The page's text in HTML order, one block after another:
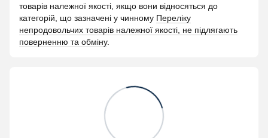
товарів належної якості, якщо вони відносяться до
категорій, що зазначені у чинному Переліку
непродовольчих товарів належної якості, не підлягають
поверненню та обміну.